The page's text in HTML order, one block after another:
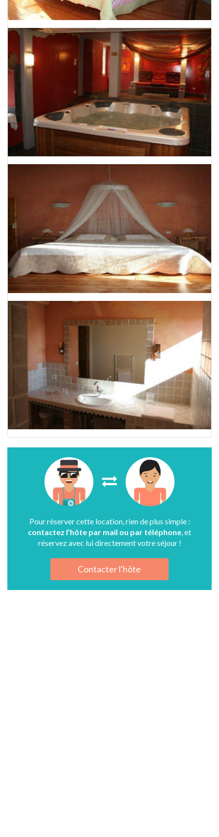
Pour réserver cette location, rien de plus simple :
contactez l’hôte par mail ou par téléphone, et
réservez avec lui directement votre séjour !
Contacter l'hôte